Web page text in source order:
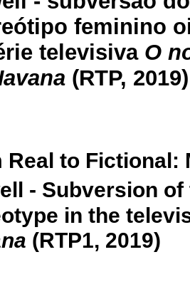
feminino
televisiva O
(RTP, 2019)
Real to Fictional:
- Subversion of
in the
(RTP1, 2019)